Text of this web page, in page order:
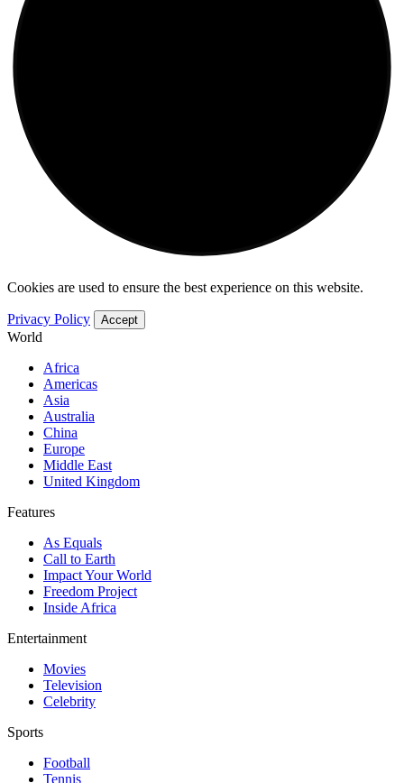
Cookies are used to ensure the best experience on this website.
Privacy Policy Accept
World
Africa
Americas
Asia
Australia
China
Europe
Middle East
United Kingdom
Features
As Equals
Call to Earth
Impact Your World
Freedom Project
Inside Africa
Entertainment
Movies
Television
Celebrity
Sports
Football
Tennis